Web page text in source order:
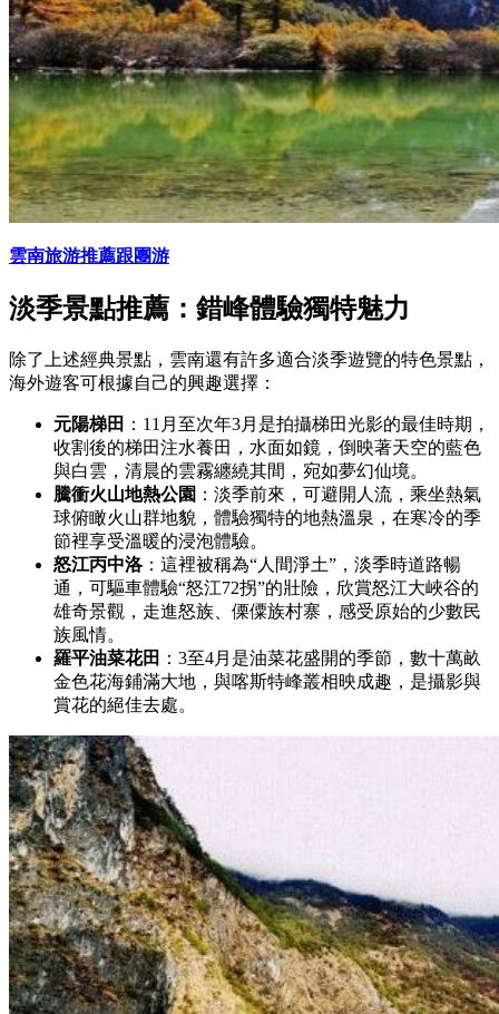
雲南旅游推薦跟團游
淡季景點推薦：錯峰體驗獨特魅力
除了上述經典景點，雲南還有許多適合淡季遊覽的特色景點，
海外遊客可根據自己的興趣選擇：
元陽梯田 ：11月至次年3月是拍攝梯田光影的最佳時期，
收割後的梯田注水養田，水面如鏡，倒映著天空的藍色
與白雲，清晨的雲霧纏繞其間，宛如夢幻仙境。
騰衝火山地熱公園 ：淡季前來，可避開人流，乘坐熱氣
球俯瞰火山群地貌，體驗獨特的地熱溫泉，在寒冷的季
節裡享受溫暖的浸泡體驗。
怒江丙中洛：這裡被稱為“人間淨土”，淡季時道路暢
通，可驅車體驗“怒江72拐”的壯險，欣賞怒江大峽谷的
雄奇景觀，走進怒族、傈僳族村寨，感受原始的少數民
族風情。
羅平油菜花田 ：3至4月是油菜花盛開的季節，數十萬畝
金色花海鋪滿大地，與喀斯特峰叢相映成趣，是攝影與
賞花的絕佳去處。